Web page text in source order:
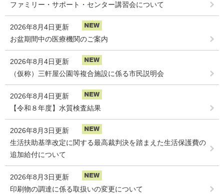
ファミリー・サポート・センター講習会について
2026年8月4日更新
お盆期間中の医療機関のご案内
2026年8月4日更新
（仮称）三軒屋公園等複合施設に係る市民説明会
2026年8月4日更新
【令和８年度】水質検査結果
2026年8月3日更新
生活扶助基準改定に関する最高裁判決を踏まえた生活保護費の
追加給付について
2026年8月3日更新
印刷物の調達に係る取扱いの変更について